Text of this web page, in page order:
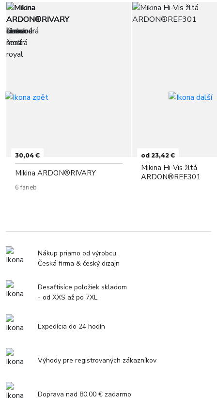
30,04 €
Mikina ARDON®RIVARY
6 farieb
od 23,42 €
Mikina Hi-Vis žltá
ARDON®REF301
Nákup priamo od výrobcu.
Česká firma & český dizajn
Desaťtisíce položiek skladom
- od XXS až po 7XL
Expedícia do 24 hodín
Výhody pre registrovaných zákazníkov
Doprava nad 80,00 € zadarmo